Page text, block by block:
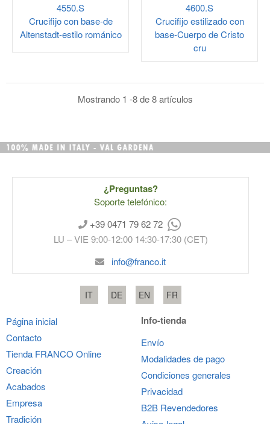
4550.S
Crucifijo con base-de
Altenstadt-estilo románico
4600.S
Crucifijo estilizado con
base-Cuerpo de Cristo
cru
Mostrando 1 -8 de 8 artículos
¿Preguntas?
Soporte telefónico:
+39 0471 79 62 72
LU – VIE 9:00-12:00 14:30-17:30 (CET)
info@franco.it
IT DE EN FR
Página inicial
Contacto
Tienda FRANCO Online
Creación
Acabados
Empresa
Tradición
Info-tienda
Envío
Modalidades de pago
Condiciones generales
Privacidad
B2B Revendedores